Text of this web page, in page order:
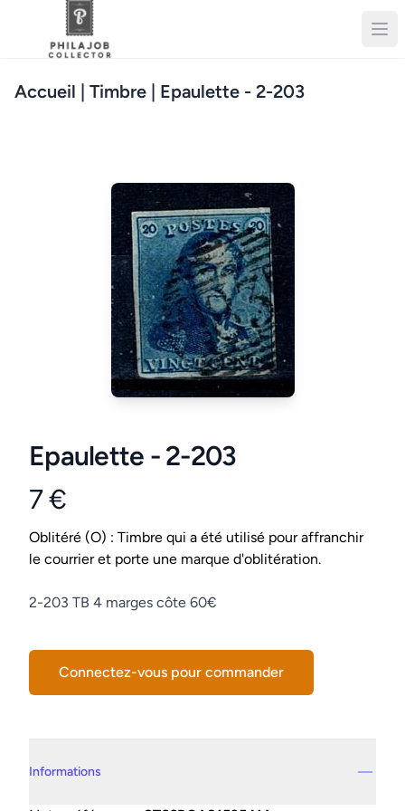
Accueil | Timbre | Epaulette - 2-203
Epaulette - 2-203
Product information
7 €
Conditions
Oblitéré (O) : Timbre qui a été utilisé pour affranchir
le courrier et porte une marque d'oblitération.
Description
2-203 TB 4 marges côte 60€
Connectez-vous pour commander
Informations